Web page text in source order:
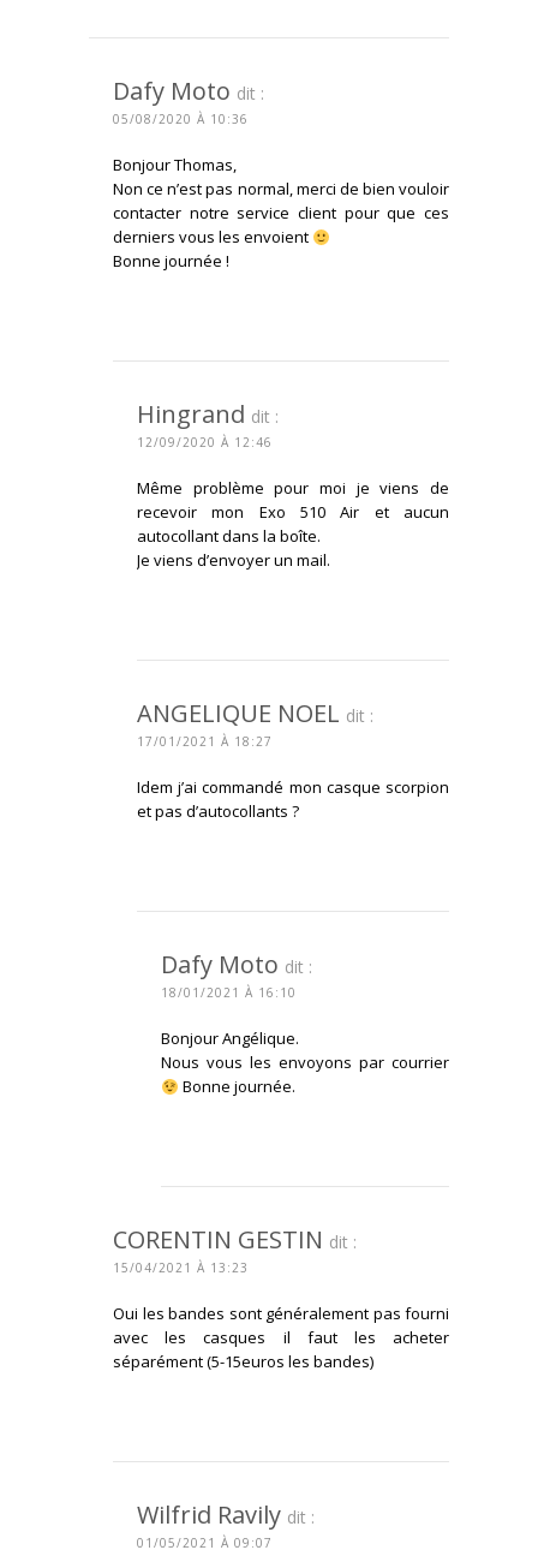
Dafy Moto dit :
05/08/2020 À 10:36
Bonjour Thomas,
Non ce n’est pas normal, merci de bien vouloir
contacter notre service client pour que ces
derniers vous les envoient
Bonne journée !
Hingrand dit :
12/09/2020 À 12:46
Même problème pour moi je viens de
recevoir mon Exo 510 Air et aucun
autocollant dans la boîte.
Je viens d’envoyer un mail.
ANGELIQUE NOEL dit :
17/01/2021 À 18:27
Idem j’ai commandé mon casque scorpion
et pas d’autocollants ?
Dafy Moto dit :
18/01/2021 À 16:10
Bonjour Angélique.
Nous vous les envoyons par courrier
Bonne journée.
CORENTIN GESTIN dit :
15/04/2021 À 13:23
Oui les bandes sont généralement pas fourni
avec les casques il faut les acheter
séparément (5-15euros les bandes)
Wilfrid Ravily dit :
01/05/2021 À 09:07